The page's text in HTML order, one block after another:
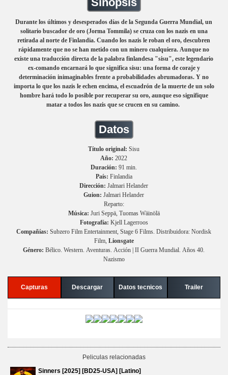
Durante los últimos y desesperados días de la Segunda Guerra Mundial, un
solitario buscador de oro (Jorma Tommila) se cruza con los nazis en una
retirada al norte de Finlandia. Cuando los nazis le roban el oro, descubren
rápidamente que no se han metido con un minero cualquiera. Aunque no
existe una traducción directa de la palabra finlandesa "sisu", este legendario
ex-comando encarnará lo que significa sisu: una forma de coraje y
determinación inimaginables frente a probabilidades abrumadoras. Y no
importa lo que los nazis le echen encima, el escuadrón de la muerte de un solo
hombre hará todo lo posible por recuperar su oro, aunque eso signifique
matar a todos los nazis que se crucen en su camino.
Datos
Título original: Sisu
Año: 2022
Duración: 91 min.
País: Finlandia
Dirección: Jalmari Helander
Guion: Jalmari Helander
Reparto:
Música: Juri Seppä, Tuomas Wäinölä
Fotografía: Kjell Lagerroos
Compañías: Subzero Film Entertainment, Stage 6 Films. Distribuidora: Nordisk
Film, Lionsgate
Género: Bélico. Western. Aventuras. Acción | II Guerra Mundial. Años 40.
Nazismo
Capturas Descargar Datos tecnicos Trailer
Peliculas relacionadas
Sinners [2025] [BD25-USA] [Latino]